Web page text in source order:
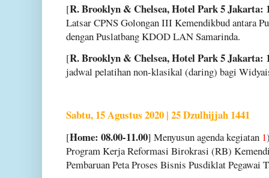
[R. Brooklyn & Chelsea, Hotel Park 5 Jakarta:
Latsar CPNS Golongan III Kemendikbud antara
dengan Puslatbang KDOD LAN Samarinda.
[R. Brooklyn & Chelsea, Hotel Park 5 Jakarta:
jadwal pelatihan non-klasikal (daring) bagi
Sabtu, 15 Agustus 2020 | 25 Dzulhijjah 1441
[Home: 08.00-11.00] Menyusun agenda kegiatan 1
Program Kerja Reformasi Birokrasi (RB)
Pembaruan Peta Proses Bisnis Pusdiklat Pegawai